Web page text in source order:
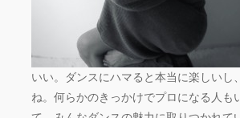
いい。ダンスにハマると本当に楽しい
ね。何らかのきっかけでプロになる人